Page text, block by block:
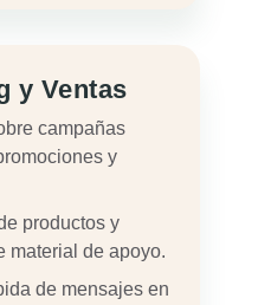
y Ventas
campañas
y
productos y
material de apoyo.
de mensajes en